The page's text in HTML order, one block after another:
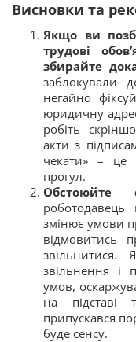
Висновки та
Якщо ви
трудові
збирайте
заблокували
негайно
юридичну
робіть
акти з
чекати» – це
прогул.
Обстоюйте
змінює умови
відмовитись
звільнення і
умов,
на підставі
припускався
буде сенсу.